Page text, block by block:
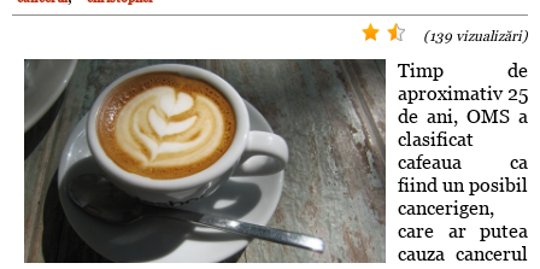
(139 vizualizări)
Timp de
aproximativ 25
de ani, OMS a
clasificat
cafeaua ca
fiind un posibil
cancerigen,
care ar putea
cauza cancerul